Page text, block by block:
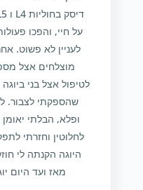
על חיי, והפכו
לעניין לא פשוט.
מוצלחים אצל
לטיפול אצל בני
שהספקתי לצבור.
ופלא, הבלתי
לחלוטין וחזרתי
היוגה הקנתה לי
מאז ועד היום